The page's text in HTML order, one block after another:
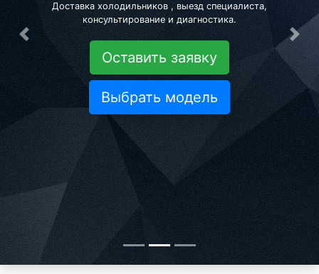
Доставка холодильников , выезд специалиста,
консультирование и диагностика.
Оставить заявку
Выбрать модель
Предыдущая